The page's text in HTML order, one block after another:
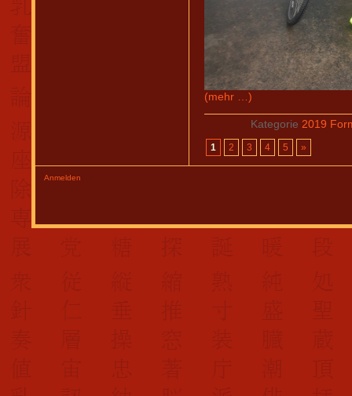
(mehr …)
Kategorie 2019
1 2 3 4 5 »
Anmelden